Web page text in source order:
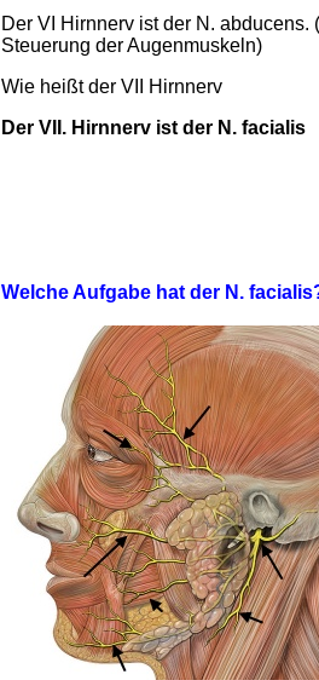
Der VI Hirnnerv ist der N.
Steuerung der Augenmuskeln)
Wie heißt der VII Hirnnerv
Der VII. Hirnnerv ist der N. facialis
Welche Aufgabe hat der N.